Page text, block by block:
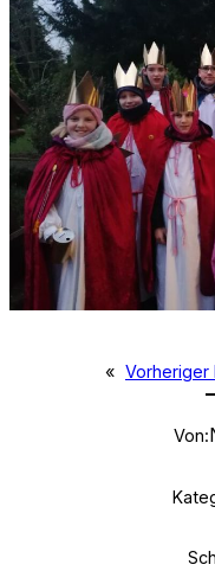
« Vorheriger
Von: